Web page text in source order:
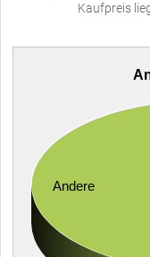
Kaufpreis
Andere